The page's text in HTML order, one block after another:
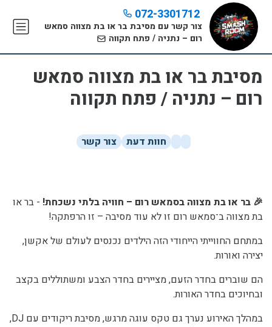
072-3301712
צור קשר עם מסיבת בר או בת מצווה סמאש
רום – נתניה / פתח תקווה
מסיבת בר או בת מצווה סמאש
רום – נתניה / פתח תקווה
חוות דעת צור קשר
🎉 בר או בת מצווה בסמאש רום – חוויה בלתי נשכחת! - בר או
בת מצווה ב־סמאש רום זו לא עוד מסיבה – זו הרפתקה!
במתחם החווייתי הייחודי הזה הילדים נכנסים לעולם של אקשן,
יצירה ואורות.
הם שוברים בחדר הזעם, מציירים בחדר הצבע ומשתוללים בקצב
ובחיוכים בחדר האורות.
במהלך האירוע נערך גם טקס עוגה מרגש, מסיבת ריקודים עם DJ,